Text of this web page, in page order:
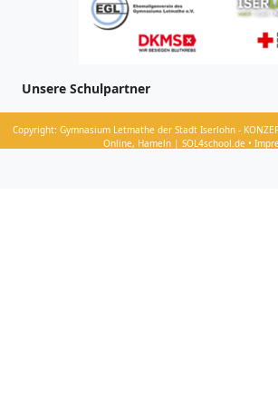
Unsere Schulpartner
Copyright: Gymnasium Letmathe der Stadt Iserlohn -
Online, Hameln | SOL4school.de •